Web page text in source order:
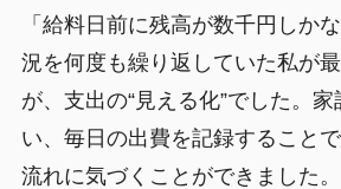
「給料日前に残高が数千円しか
況を何度も繰り返していた私が
が、支出の“見える化”でした。
い、毎日の出費を記録すること
流れに気づくことができました。